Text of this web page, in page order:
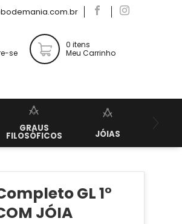
se
0 itens
Meu Carrinho
GRAUS
FILOSÓFICOS JÓIAS
GL 1°
JÓIA